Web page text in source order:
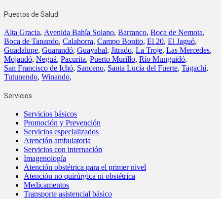
Puestos de Salud
Alta Gracia, Avenida Bahía Solano, Barranco, Boca de Nemota,
Boca de Tanando, Calahorra, Campo Bonito, El 20, El Jaguó,
Guadalupe, Guarandó, Guayabal, Jitrado, La Troje, Las Mercedes,
Mojaudó, Neguá, Pacurita, Puerto Murillo, Río Munguidó,
San Francisco de Ichó, Sanceno, Santa Lucía del Fuerte, Tagachí,
Tutunendo, Winando,
Servicios
Servicios básicos
Promoción y Prevención
Servicios especializados
Atención ambulatoria
Servicios con internación
Imagenología
Atención obstétrica para el primer nivel
Atención no quirúrgica ni obstétrica
Medicamentos
Transporte asistencial básico